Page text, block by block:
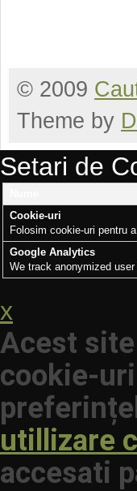
© 2009
Theme by
Setari de
Cookie-uri
Folosim cookie-uri pentru
Google Analytics
We track anonymized
x
Acest
cookie-
utillizare
accesati